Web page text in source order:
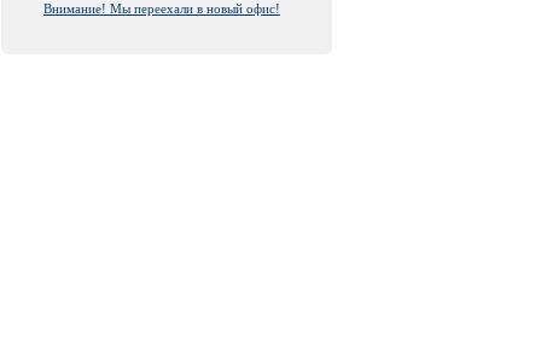
Внимание! Мы переехали в новый офис!